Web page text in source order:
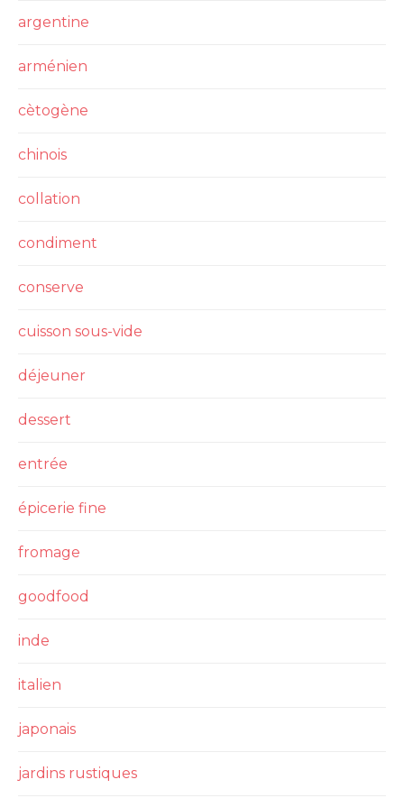
argentine
arménien
cètogène
chinois
collation
condiment
conserve
cuisson sous-vide
déjeuner
dessert
entrée
épicerie fine
fromage
goodfood
inde
italien
japonais
jardins rustiques